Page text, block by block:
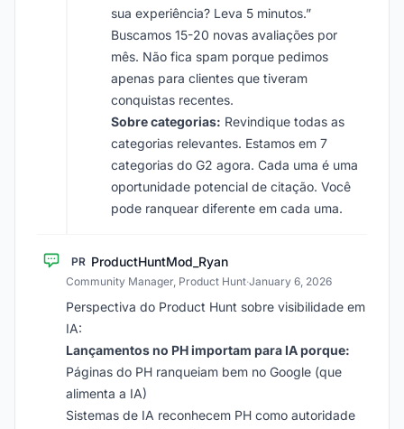
sua experiência? Leva 5 minutos.”
Buscamos 15-20 novas avaliações por
mês. Não fica spam porque pedimos
apenas para clientes que tiveram
conquistas recentes.
Sobre categorias: Revindique todas as
categorias relevantes. Estamos em 7
categorias do G2 agora. Cada uma é uma
oportunidade potencial de citação. Você
pode ranquear diferente em cada uma.
PR ProductHuntMod_Ryan
Community Manager, Product Hunt·January 6, 2026
Perspectiva do Product Hunt sobre visibilidade em
IA:
Lançamentos no PH importam para IA porque:
Páginas do PH ranqueiam bem no Google (que
alimenta a IA)
Sistemas de IA reconhecem PH como autoridade